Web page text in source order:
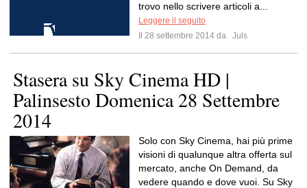
trovo nello scrivere articoli a...
Leggere il seguito
Il 28 settembre 2014 da
Juls
Stasera su Sky Cinema HD |
Palinsesto Domenica 28 Settembre
2014
Solo con Sky Cinema, hai più prime
visioni di qualunque altra offerta sul
mercato, anche On Demand, da
vedere quando e dove vuoi. Su Sky